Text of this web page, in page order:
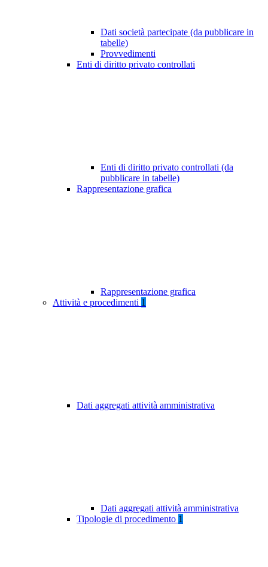
Dati società partecipate (da pubblicare in
tabelle)
Provvedimenti
Enti di diritto privato controllati
Enti di diritto privato controllati (da
pubblicare in tabelle)
Rappresentazione grafica
Rappresentazione grafica
Attività e procedimenti 1
Dati aggregati attività amministrativa
Dati aggregati attività amministrativa
Tipologie di procedimento 1